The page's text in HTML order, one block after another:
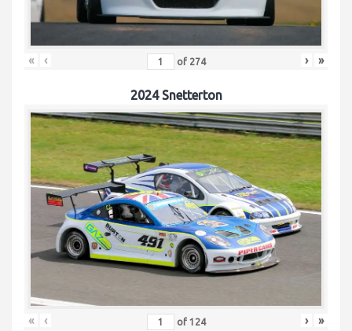
« ‹ of 274 › »
2024 Snetterton
« ‹ of 124 › »